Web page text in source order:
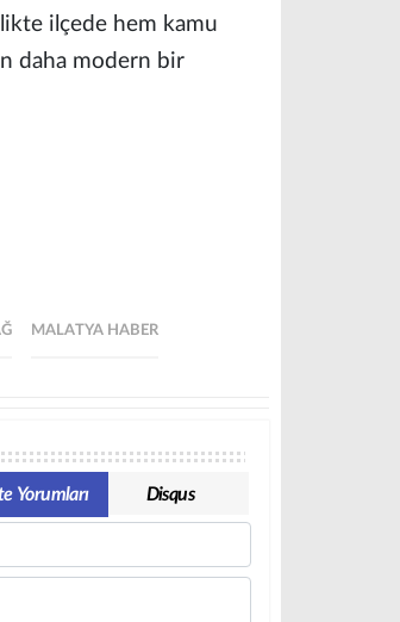
ilçede hem kamu
daha modern bir
MALATYA HABER
Yorumları
Disqus